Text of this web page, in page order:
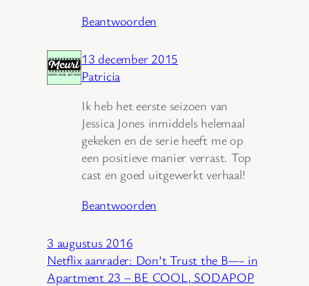
Beantwoorden
13 december 2015
Patricia
Ik heb het eerste seizoen van
Jessica Jones inmiddels helemaal
gekeken en de serie heeft me op
een positieve manier verrast. Top
cast en goed uitgewerkt verhaal!
Beantwoorden
3 augustus 2016
Netflix aanrader: Don’t Trust the B—- in
Apartment 23 – BE COOL, SODAPOP